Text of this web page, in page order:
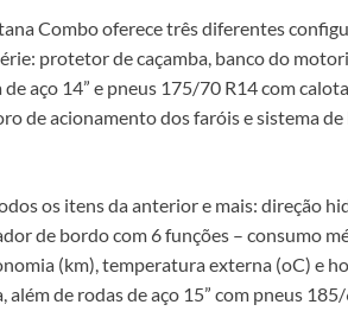
Combo oferece três diferentes
protetor de caçamba, banco do
aço 14” e pneus 175/70 R14 com
de acionamento dos faróis e sistema
os itens da anterior e mais: direção
de bordo com 6 funções – consumo
(km), temperatura externa (oC) e
de rodas de aço 15” com pneus